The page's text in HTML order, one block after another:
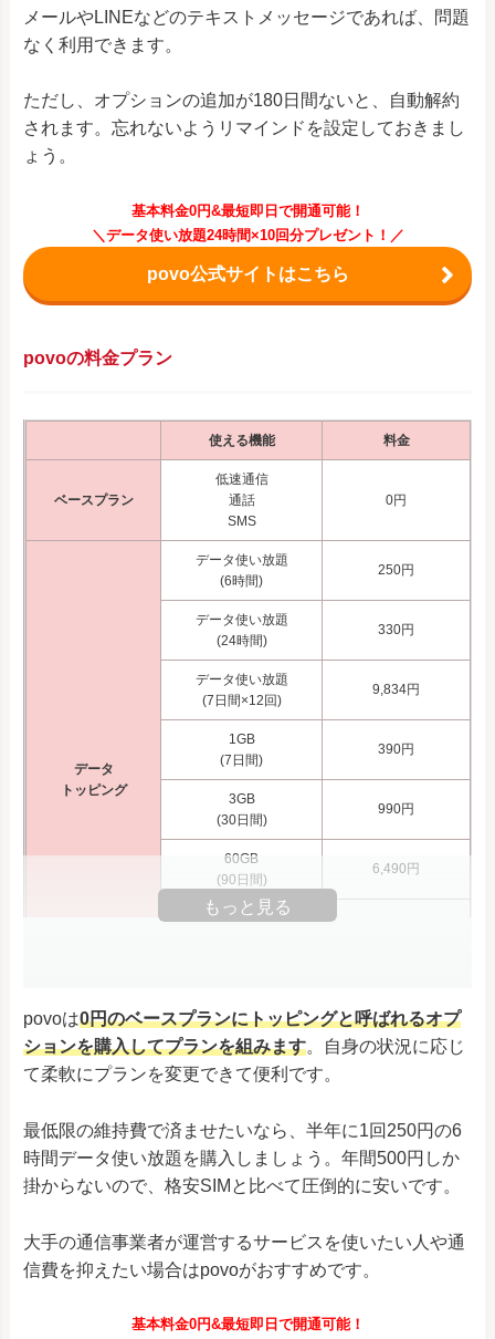
メールやLINEなどのテキストメッセージであれば、問題
なく利用できます。
ただし、オプションの追加が180日間ないと、自動解約
されます。忘れないようリマインドを設定しておきまし
ょう。
基本料金0円&最短即日で開通可能！
＼データ使い放題24時間×10回分プレゼント！／
povo公式サイトはこちら
povoの料金プラン
使える機能 料金
ベースプラン
低速通信
通話
SMS
0円
データ
トッピング
データ使い放題
(6時間)
250円
データ使い放題
(24時間)
330円
データ使い放題
(7日間×12回)
9,834円
1GB
(7日間)
390円
3GB
(30日間)
990円
60GB
(90日間)
6,490円
150GB
トッピング
5分以内かけ放題
(1ヶ月)
550円
留守番電話
(1ヶ月)
330円
もっと見る
povoは0円のベースプランにトッピングと呼ばれるオプ
ションを購入してプランを組みます。自身の状況に応じ
て柔軟にプランを変更できて便利です。
最低限の維持費で済ませたいなら、半年に1回250円の6
時間データ使い放題を購入しましょう。年間500円しか
掛からないので、格安SIMと比べて圧倒的に安いです。
大手の通信事業者が運営するサービスを使いたい人や通
信費を抑えたい場合はpovoがおすすめです。
基本料金0円&最短即日で開通可能！